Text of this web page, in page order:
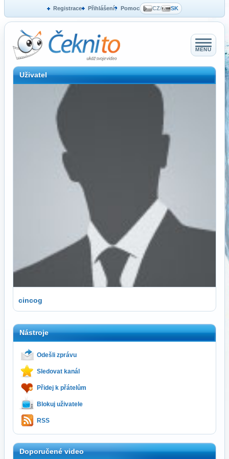
Registrace Přihlášení Pomoc CZ/ SK
MENU
Uživatel
cincog
Nástroje
Odešli zprávu
Sledovat kanál
Přidej k přátelům
Blokuj uživatele
RSS
Doporučené video